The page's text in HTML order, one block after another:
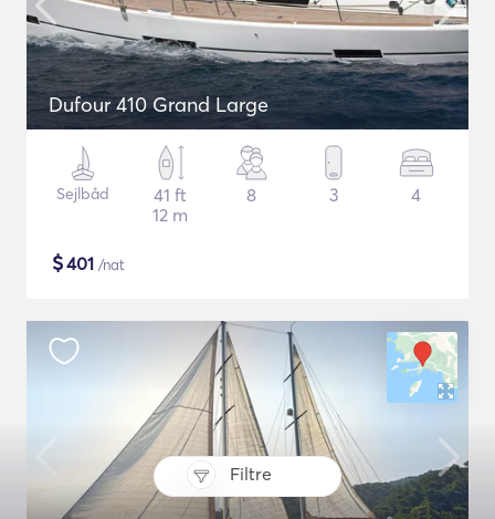
Filtre
Dufour 410 Grand Large
Sejlbåd
41 ft
12 m
8 3 4
$401 /nat